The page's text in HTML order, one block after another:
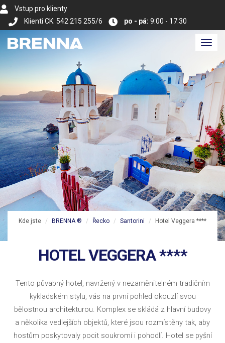
Vstup pro klienty
Klienti CK: 542 215 255/6
po - pá: 9:00 - 17:30
Kde jste BRENNA ® Řecko Santorini Hotel Veggera ****
HOTEL VEGGERA ****
Tento půvabný hotel, navržený v nezaměnitelném tradičním
kykladském stylu, vás na první pohled okouzlí svou
bělostnou architekturou. Komplex se skládá z hlavní budovy
a několika vedlejších objektů, které jsou rozmístěny tak, aby
hostům poskytovaly pocit soukromí i pohodlí. Hotel se pyšní